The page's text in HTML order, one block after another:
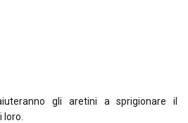
gli aretini a sprigionare il